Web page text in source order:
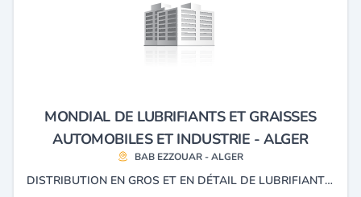
MONDIAL DE LUBRIFIANTS ET GRAISSES
AUTOMOBILES ET INDUSTRIE - ALGER
BAB EZZOUAR - ALGER
DISTRIBUTION EN GROS ET EN DÉTAIL DE LUBRIFIANTS ET DE GRAISSES POUR AUTOMOBILES ET INDUSTRIES